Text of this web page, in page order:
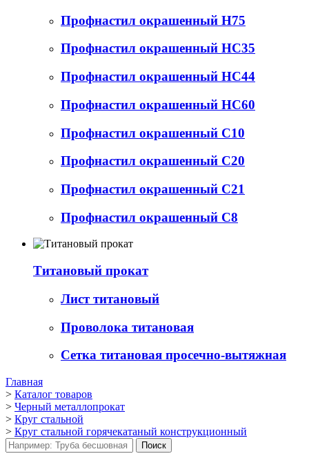
Профнастил окрашенный Н75
Профнастил окрашенный НС35
Профнастил окрашенный НС44
Профнастил окрашенный НС60
Профнастил окрашенный С10
Профнастил окрашенный С20
Профнастил окрашенный С21
Профнастил окрашенный С8
Титановый прокат
Лист титановый
Проволока титановая
Сетка титановая просечно-вытяжная
Главная
> Каталог товаров
> Черный металлопрокат
> Круг стальной
> Круг стальной горячекатаный конструкционный